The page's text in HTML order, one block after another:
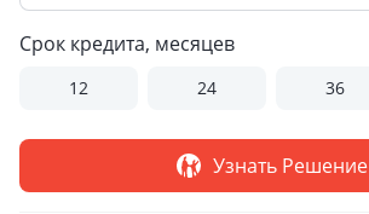
Срок кредита, месяцев
12 24 36
Узнать Решение